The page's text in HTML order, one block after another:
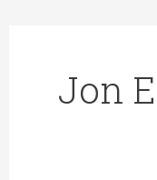
Jon